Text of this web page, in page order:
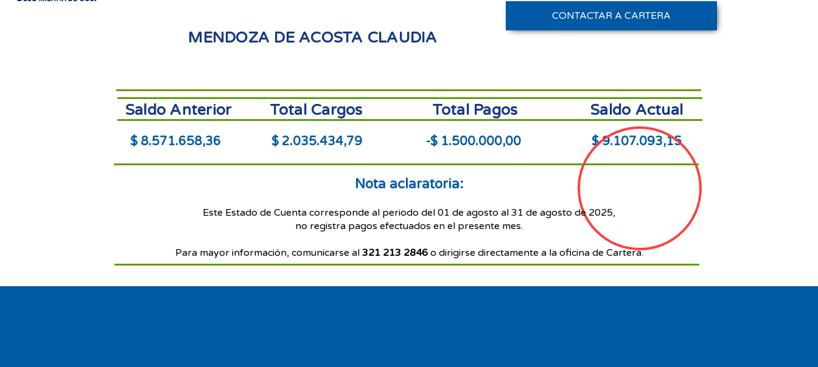
MENDOZA DE ACOSTA CLAUDIA
CONTACTAR A CARTERA
Saldo Anterior Total Cargos Total Pagos Saldo Actual
$ 8.571.658,36 $ 2.035.434,79 -$ 1.500.000,00 $ 9.107.093,15
Nota aclaratoria:
Este Estado de Cuenta corresponde al periodo del 01 de agosto al 31 de agosto de 2025,
no registra pagos efectuados en el presente mes.
Para mayor información, comunicarse al 321 213 2846o dirigirse directamente a la oficina de Cartera.